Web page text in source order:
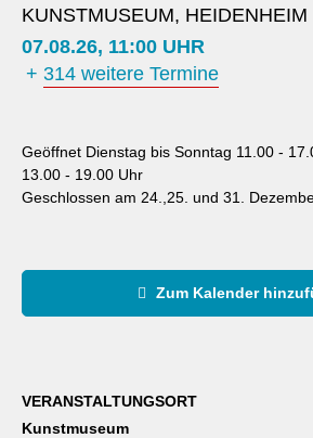
KUNSTMUSEUM, HEIDENHEIM
07.08.26, 11:00 UHR
+ 314 weitere Termine
Geöffnet Dienstag bis Sonntag 11.00 -
13.00 - 19.00 Uhr
Geschlossen am 24.,25. und 31.
Zum Kalender
VERANSTALTUNGSORT
Kunstmuseum